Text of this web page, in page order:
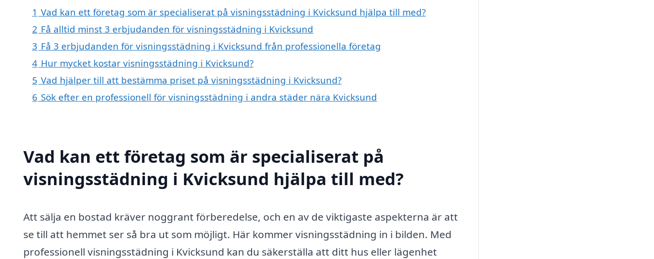
1 Vad kan ett företag som är specialiserat på visningsstädning i Kvicksund hjälpa till med?
2 Få alltid minst 3 erbjudanden för visningsstädning i Kvicksund
3 Få 3 erbjudanden för visningsstädning i Kvicksund från professionella företag
4 Hur mycket kostar visningsstädning i Kvicksund?
5 Vad hjälper till att bestämma priset på visningsstädning i Kvicksund?
6 Sök efter en professionell för visningsstädning i andra städer nära Kvicksund
Vad kan ett företag som är specialiserat på
visningsstädning i Kvicksund hjälpa till med?
Att sälja en bostad kräver noggrant förberedelse, och en av de viktigaste aspekterna är att
se till att hemmet ser så bra ut som möjligt. Här kommer visningsstädning in i bilden. Med
professionell visningsstädning i Kvicksund kan du säkerställa att ditt hus eller lägenhet